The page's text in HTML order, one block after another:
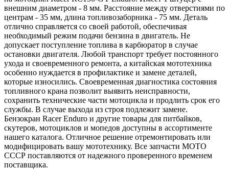
внешним диаметром - 8 мм. Расстояние между отверстиями по
центрам - 35 мм, длина топливозаборника - 75 мм. Деталь
отлично справляется со своей работой, обеспечивая
необходимый режим подачи бензина в двигатель. Не
допускает поступление топлива в карбюратор в случае
остановки двигателя. Любой транспорт требует постоянного
ухода и своевременного ремонта, а китайская мототехника
особенно нуждается в профилактике и замене деталей,
которые износились. Своевременная диагностика состояния
топливного крана позволит выявить неисправности,
сохранить технические части мотоцикла и продлить срок его
службы. В случае выхода из строя подлежит замене.
Бензокран Racer Enduro и другие товары для питбайков,
скутеров, мотоциклов и мопедов доступны в ассортименте
нашего каталога. Отличное решение отремонтировать или
модифицировать вашу мототехнику. Все запчасти МОТО
СССР поставляются от надежного проверенного временем
поставщика.